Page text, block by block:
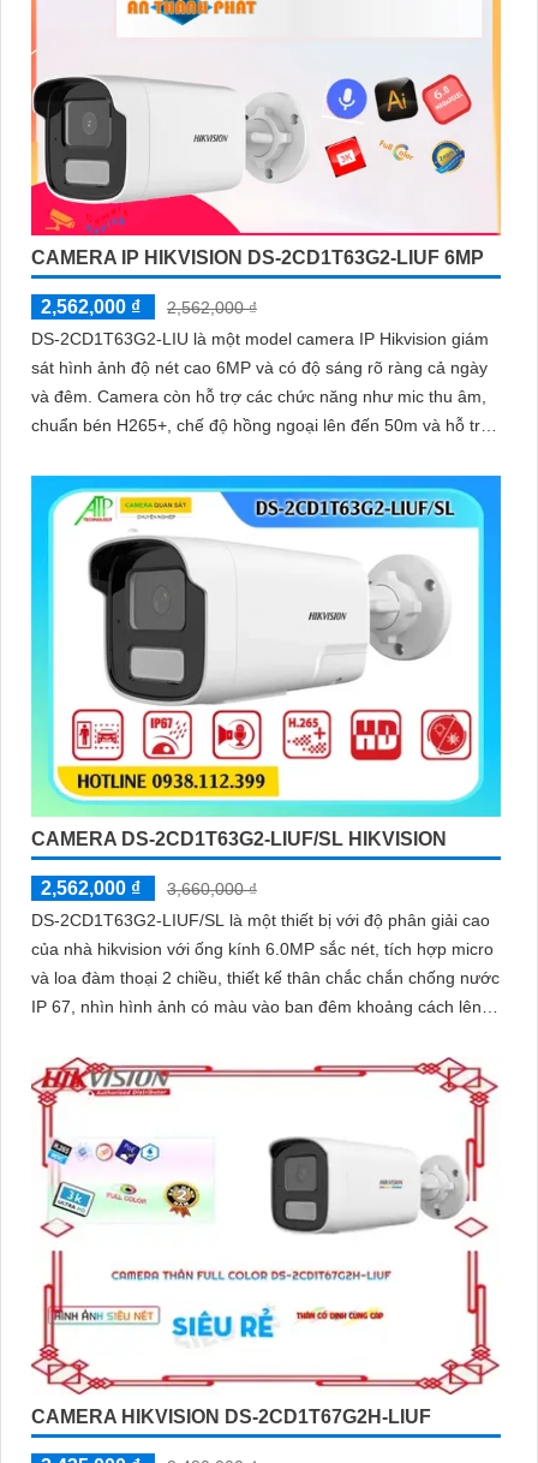
CAMERA IP HIKVISION DS-2CD1T63G2-LIUF 6MP
2,562,000 ₫
2,562,000 ₫
DS-2CD1T63G2-LIU là một model camera IP Hikvision giám
sát hình ảnh độ nét cao 6MP và có độ sáng rõ ràng cả ngày
và đêm. Camera còn hỗ trợ các chức năng như mic thu âm,
chuẩn bén H265+, chế độ hồng ngoại lên đến 50m và hỗ trợ
CAMERA DS-2CD1T63G2-LIUF/SL HIKVISION
2,562,000 ₫
3,660,000 ₫
DS-2CD1T63G2-LIUF/SL là một thiết bị với độ phân giải cao
của nhà hikvision với ống kính 6.0MP sắc nét, tích hợp micro
và loa đàm thoại 2 chiều, thiết kế thân chắc chắn chống nước
IP 67, nhìn hình ảnh có màu vào ban đêm khoảng cách lên
CAMERA HIKVISION DS-2CD1T67G2H-LIUF